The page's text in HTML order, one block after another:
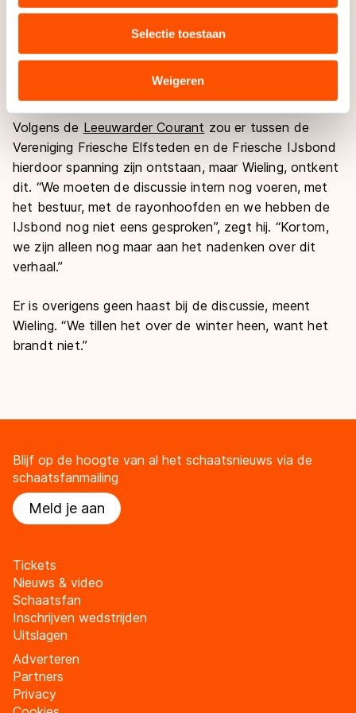
combineren met andere gegevens die u aan hen heeft
verstrekt of die zij hebben verzameld via hun services.
Sommige partners kunnen gegevens doorgeven aan
landen buiten de EU, zoals de VS, waar mogelijk geen
adequaat beschermingsniveau geldt volgens de GDPR.
Door op ‘Toestaan’ te klikken, stemt u in met deze
overdracht. Meer informatie vindt u in onscookiebeleid.
Selectie toestaan
Weigeren
Wiebe Wieling niet ter discussie. “We willen niet los van
de IJsbond en zeker niet in het geval van de
rayonhoofden”, benadrukt hij. “Het enige is dat we
willen kijken hoe de relatie er uit moet zien met de
Volgens de Leeuwarder Courant zou er tussen de
Vereniging Friesche Elfsteden en de Friesche IJsbond
hierdoor spanning zijn ontstaan, maar Wieling, ontkent
dit. “We moeten de discussie intern nog voeren, met
het bestuur, met de rayonhoofden en we hebben de
IJsbond nog niet eens gesproken”, zegt hij. “Kortom,
we zijn alleen nog maar aan het nadenken over dit
verhaal.”
Er is overigens geen haast bij de discussie, meent
Wieling. “We tillen het over de winter heen, want het
brandt niet.”
Blijf op de hoogte van al het schaatsnieuws via de
schaatsfanmailing
Meld je aan
Tickets
Nieuws & video
Schaatsfan
Inschrijven wedstrijden
Uitslagen
Adverteren
Partners
Privacy